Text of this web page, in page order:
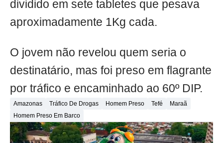
dividido em sete tabletes que pesava
aproximadamente 1Kg cada.
O jovem não revelou quem seria o
destinatário, mas foi preso em flagrante
por tráfico e encaminhado ao 60º DIP.
Amazonas Tráfico De Drogas Homem Preso Tefé
Maraã
Homem Preso Em Barco